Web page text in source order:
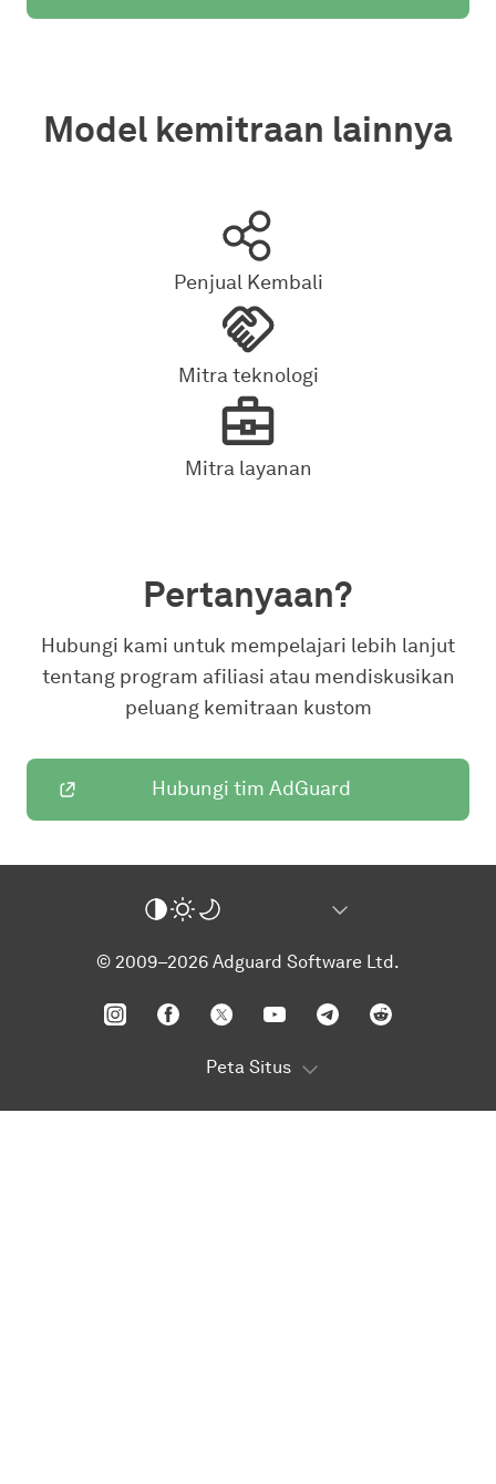
Model kemitraan lainnya
Penjual Kembali
Mitra teknologi
Mitra layanan
Pertanyaan?
Hubungi kami untuk mempelajari lebih lanjut
tentang program afiliasi atau mendiskusikan
peluang kemitraan kustom
Hubungi tim AdGuard
© 2009–2026 Adguard Software Ltd.
Peta Situs